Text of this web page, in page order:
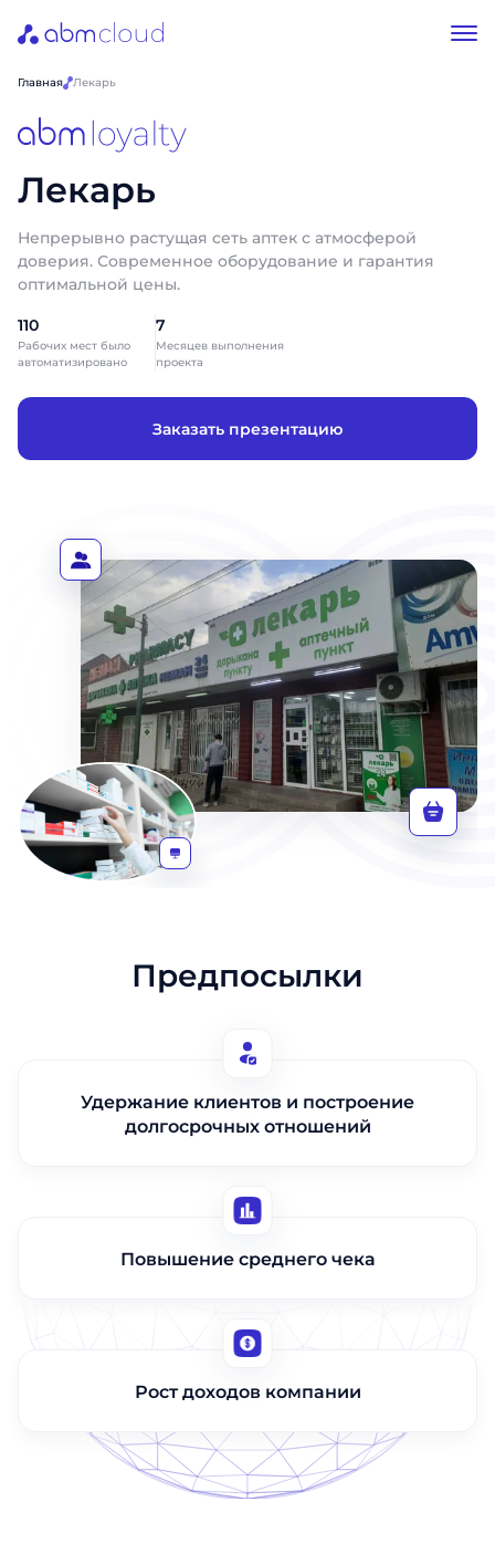
Главная Лекарь
Лекарь
Непрерывно растущая сеть аптек с атмосферой
доверия. Современное оборудование и гарантия
оптимальной цены.
110
Рабочих мест было
автоматизировано
7
Месяцев выполнения
проекта
Заказать презентацию
Предпосылки
Удержание клиентов и построение
долгосрочных отношений
Повышение среднего чека
Рост доходов компании